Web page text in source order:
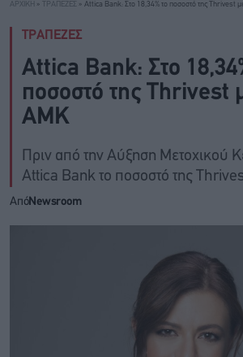
ΑΡΧΙΚΗ » ΤΡΑΠΕΖΕΣ » Attica Bank: Στο 18,34% το ποσοστό της Thrivest
ΤΡΑΠΕΖΕΣ
Attica Bank: Στο
ποσοστό της Thrivest
ΑΜΚ
Πριν από την Αύξηση Μετοχικού
Attica Bank το ποσοστό της
ΑπόNewsroom